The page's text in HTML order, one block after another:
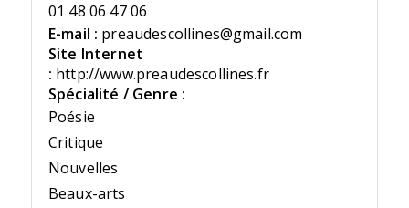
01 48 06 47 06
E-mail : preaudescollines@gmail.com
Site Internet
: http://www.preaudescollines.fr
Spécialité / Genre :
Poésie
Critique
Nouvelles
Beaux-arts